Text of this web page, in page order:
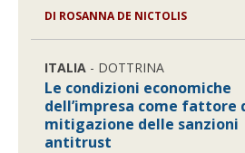
DI ROSANNA DE NICTOLIS
ITALIA - DOTTRINA
Le condizioni economiche
dell’impresa come fattore
mitigazione delle sanzioni
antitrust